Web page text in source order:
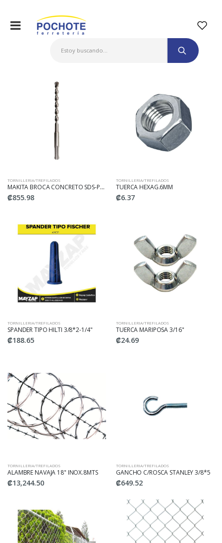
TORNILLERIA/TREFILADOS
MAKITA BROCA CONCRETO SDS-PLUS 5/16"X6-1/4"
₡855.98
TORNILLERIA/TREFILADOS
TUERCA HEXAG.6MM
₡6.37
TORNILLERIA/TREFILADOS
SPANDER TIPO HILTI 3/8*2-1/4"
₡188.65
TORNILLERIA/TREFILADOS
TUERCA MARIPOSA 3/16"
₡24.69
TORNILLERIA/TREFILADOS
ALAMBRE NAVAJA 18" INOX.8MTS
₡13,244.50
TORNILLERIA/TREFILADOS
GANCHO C/ROSCA STANLEY 3/8*5
₡649.52